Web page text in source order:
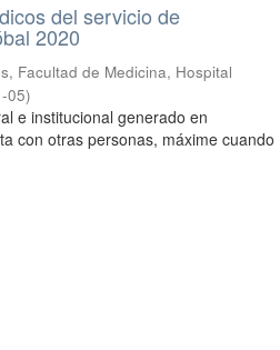
del servicio de
2020
Facultad de Medicina, Hospital
05)
e institucional generado en
con otras personas, máxime cuando